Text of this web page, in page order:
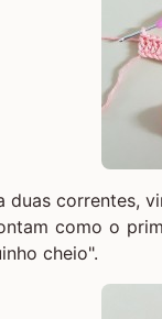
duas correntes,
como o
cheio".